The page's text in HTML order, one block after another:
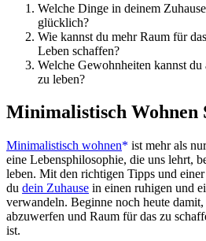
Welche Dinge in deinem
glücklich?
Wie kannst du mehr Raum für
Leben schaffen?
Welche Gewohnheiten kannst
zu leben?
Minimalistisch Wohnen
Minimalistisch wohnen
ist mehr als
eine Lebensphilosophie, die uns lehrt,
leben. Mit den richtigen Tipps und
du dein Zuhause in einen ruhigen und
verwandeln. Beginne noch heute
abzuwerfen und Raum für das zu
ist.